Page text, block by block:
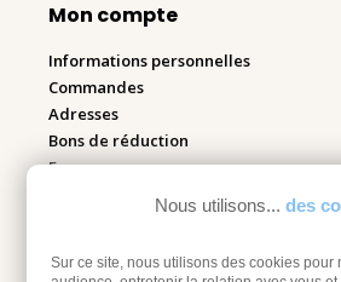
Nous utilisons... des
Sur ce site, nous utilisons des cookies pour
Mon compte
Informations personnelles
Commandes
Adresses
Bons de réduction
Espace pro